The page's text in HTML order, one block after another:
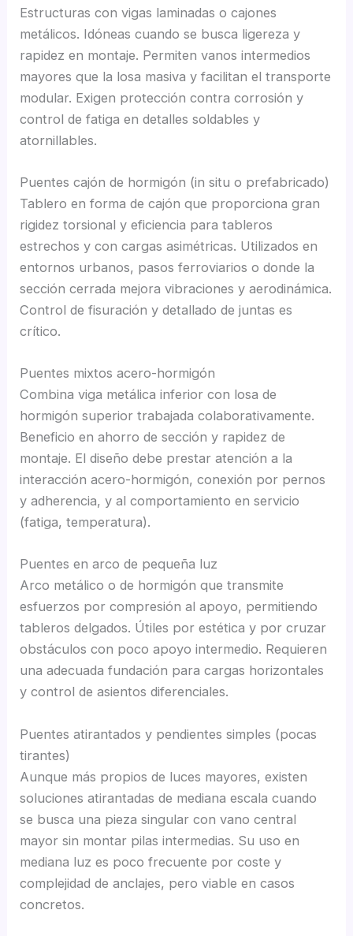
Estructuras con vigas laminadas o cajones
metálicos. Idóneas cuando se busca ligereza y
rapidez en montaje. Permiten vanos intermedios
mayores que la losa masiva y facilitan el transporte
modular. Exigen protección contra corrosión y
control de fatiga en detalles soldables y
atornillables.
Puentes cajón de hormigón (in situ o prefabricado)
Tablero en forma de cajón que proporciona gran
rigidez torsional y eficiencia para tableros
estrechos y con cargas asimétricas. Utilizados en
entornos urbanos, pasos ferroviarios o donde la
sección cerrada mejora vibraciones y aerodinámica.
Control de fisuración y detallado de juntas es
crítico.
Puentes mixtos acero-hormigón
Combina viga metálica inferior con losa de
hormigón superior trabajada colaborativamente.
Beneficio en ahorro de sección y rapidez de
montaje. El diseño debe prestar atención a la
interacción acero-hormigón, conexión por pernos
y adherencia, y al comportamiento en servicio
(fatiga, temperatura).
Puentes en arco de pequeña luz
Arco metálico o de hormigón que transmite
esfuerzos por compresión al apoyo, permitiendo
tableros delgados. Útiles por estética y por cruzar
obstáculos con poco apoyo intermedio. Requieren
una adecuada fundación para cargas horizontales
y control de asientos diferenciales.
Puentes atirantados y pendientes simples (pocas
tirantes)
Aunque más propios de luces mayores, existen
soluciones atirantadas de mediana escala cuando
se busca una pieza singular con vano central
mayor sin montar pilas intermedias. Su uso en
mediana luz es poco frecuente por coste y
complejidad de anclajes, pero viable en casos
concretos.